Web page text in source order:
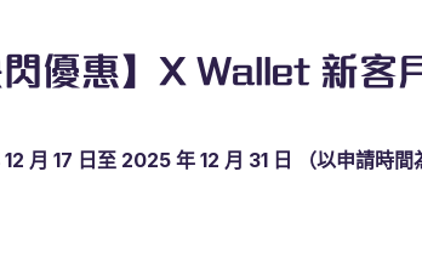
閃優惠】X Wallet 新
月 17 日至 2025 年 12 月 31 日 （以申請時間